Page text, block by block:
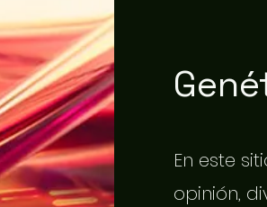
En este
opinión,